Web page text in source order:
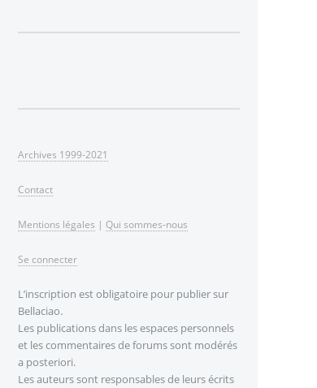
Archives 1999-2021
Contact
Mentions légales | Qui sommes-nous
Se connecter
L’inscription est obligatoire pour publier sur
Bellaciao.
Les publications dans les espaces personnels
et les commentaires de forums sont modérés
a posteriori.
Les auteurs sont responsables de leurs écrits